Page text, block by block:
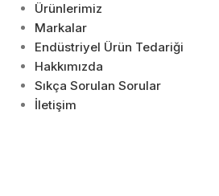
Ürünlerimiz
Markalar
Endüstriyel Ürün Tedariği
Hakkımızda
Sıkça Sorulan Sorular
İletişim